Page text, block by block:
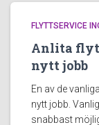
FLYTTSERVICE
Anlita
nytt jobb
En av de
nytt jobb.
snabbast